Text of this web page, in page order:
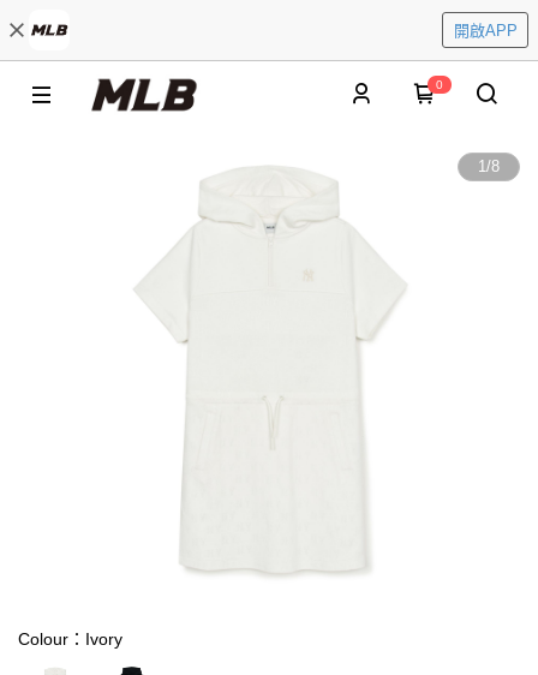
開啟APP
0
1/8
Colour：Ivory